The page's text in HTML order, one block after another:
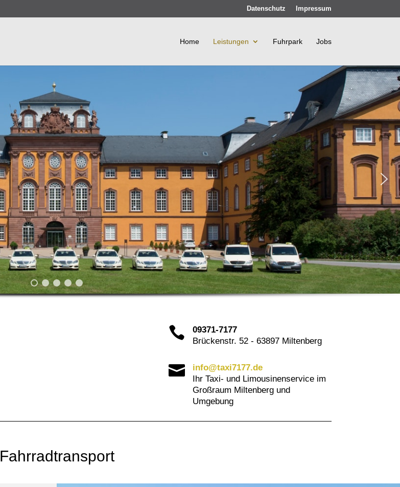
Datenschutz Impressum
Home Leistungen Fuhrpark Jobs

09371-7177
Brückenstr. 52 - 63897 Miltenberg

info@taxi7177.de
Ihr Taxi- und Limousinenservice im
Großraum Miltenberg und
Umgebung
Fahrradtransport